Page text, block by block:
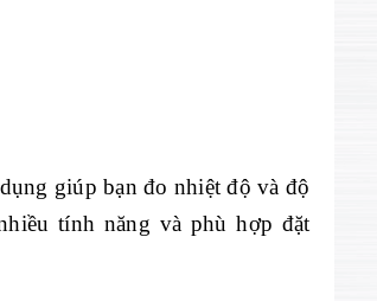
giúp bạn đo nhiệt độ và độ
tính năng và phù hợp đặt